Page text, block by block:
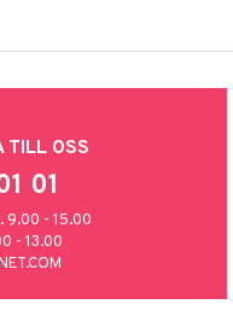
TILL OSS
01
9.00 - 15.00
- 13.00